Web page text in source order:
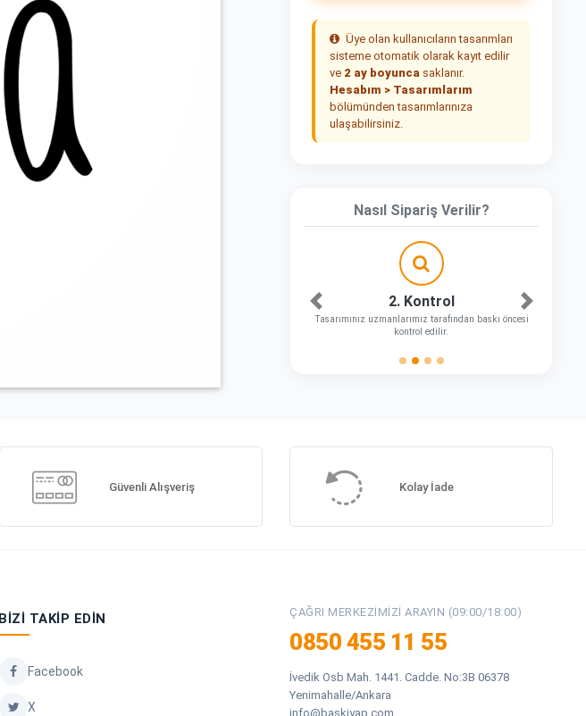
Üye olan kullanıcıların tasarımları
sisteme otomatik olarak kayıt edilir
ve 2 ay boyunca saklanır.
Hesabım > Tasarımlarım
bölümünden tasarımlarınıza
ulaşabilirsiniz.
Nasıl Sipariş Verilir?
2. Kontrol
Tasarımınız uzmanlarımız tarafından baskı öncesi
kontrol edilir.
Önceki Sonraki
Güvenli Alışveriş Kolay İade
BIZI TAKIP EDIN
Facebook
X
ÇAĞRI MERKEZIMIZI ARAYIN (09:00/18:00)
0850 455 11 55
İvedik Osb Mah. 1441. Cadde. No:3B 06378
Yenimahalle/Ankara
info@baskiyap.com